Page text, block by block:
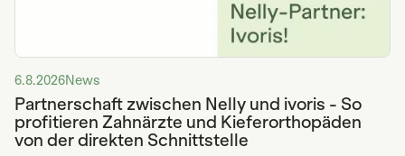
6.8.2026News
Partnerschaft zwischen Nelly und ivoris - So
profitieren Zahnärzte und Kieferorthopäden
von der direkten Schnittstelle